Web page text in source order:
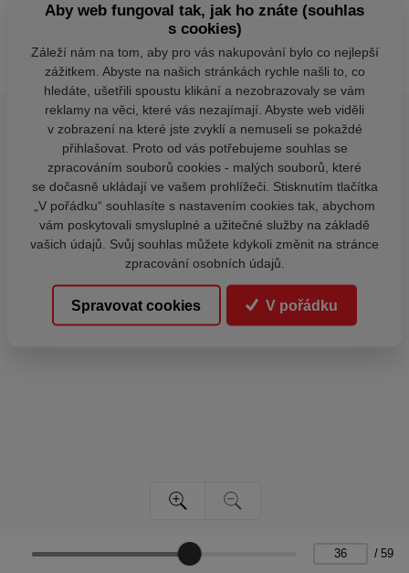
/ 59
Aby web fungoval tak, jak ho znáte (souhlas
s cookies)
Záleží nám na tom, aby pro vás nakupování bylo co nejlepší
zážitkem. Abyste na našich stránkách rychle našli to, co
hledáte, ušetřili spoustu klikání a nezobrazovaly se vám
reklamy na věci, které vás nezajímají. Abyste web viděli
v zobrazení na které jste zvyklí a nemuseli se pokaždé
přihlašovat. Proto od vás potřebujeme souhlas se
zpracováním souborů cookies - malých souborů, které
se dočasně ukládají ve vašem prohlížeči. Stisknutím tlačítka
„V pořádku“ souhlasíte s nastavením cookies tak, abychom
vám poskytovali smysluplné a užitečné služby na základě
vašich údajů. Svůj souhlas můžete kdykoli změnit na stránce
zpracování osobních údajů.
Spravovat cookies V pořádku